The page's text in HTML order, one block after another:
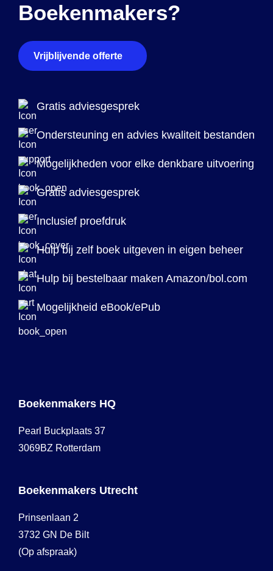
Boekenmakers?
Vrijblijvende offerte
Gratis adviesgesprek
Ondersteuning en advies kwaliteit bestanden
Mogelijkheden voor elke denkbare uitvoering
Gratis adviesgesprek
Inclusief proefdruk
Hulp bij zelf boek uitgeven in eigen beheer
Hulp bij bestelbaar maken Amazon/bol.com
Mogelijkheid eBook/ePub
Boekenmakers HQ
Pearl Buckplaats 37
3069BZ Rotterdam
Boekenmakers Utrecht
Prinsenlaan 2
3732 GN De Bilt
(Op afspraak)